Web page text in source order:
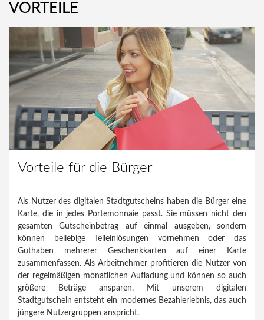
VORTEILE
Vorteile für die Bürger
Als Nutzer des digitalen Stadtgutscheins haben die Bürger eine
Karte, die in jedes Portemonnaie passt. Sie müssen nicht den
gesamten Gutscheinbetrag auf einmal ausgeben, sondern
können beliebige Teileinlösungen vornehmen oder das
Guthaben mehrerer Geschenkkarten auf einer Karte
zusammenfassen. Als Arbeitnehmer profitieren die Nutzer von
der regelmäßigen monatlichen Aufladung und können so auch
größere Beträge ansparen. Mit unserem digitalen
Stadtgutschein entsteht ein modernes Bezahlerlebnis, das auch
jüngere Nutzergruppen anspricht.